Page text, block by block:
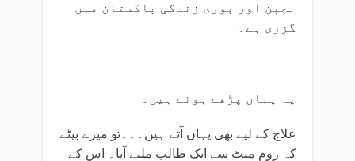
بچپن اور پوری زندگی پاکستان میں
گزری ہے۔
یہ یہاں پڑھے ہوئے ہیں۔
علاج کے لیے بھی یہاں آتے ہیں۔۔۔تو میرے بیٹے
کہ روم میٹ سے ایک طالب ملنے آیا۔ اس کے